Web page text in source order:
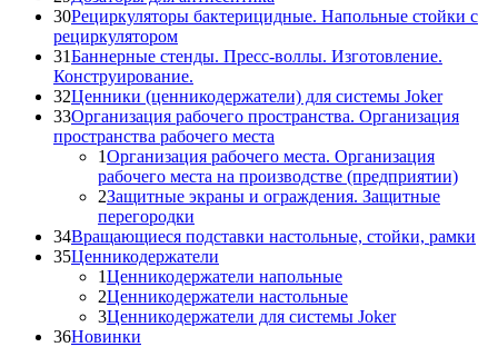
30Рециркуляторы бактерицидные. Напольные стойки с
рециркулятором
31Баннерные стенды. Пресс-воллы. Изготовление.
Конструирование.
32Ценники (ценникодержатели) для системы Joker
33Организация рабочего пространства. Организация
пространства рабочего места
1Организация рабочего места. Организация
рабочего места на производстве (предприятии)
2Защитные экраны и ограждения. Защитные
перегородки
34Вращающиеся подставки настольные, стойки, рамки
35Ценникодержатели
1Ценникодержатели напольные
2Ценникодержатели настольные
3Ценникодержатели для системы Joker
36Новинки